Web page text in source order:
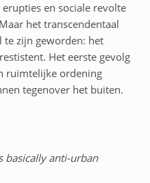
en sociale revolte
het transcendentaal
te zijn geworden: het
Het eerste gevolg
ruimtelijke ordening
tegenover het buiten.
basically anti-urban